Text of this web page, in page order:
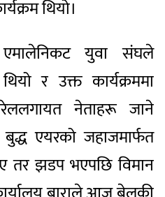
थियो।
एमालेनिकट युवा संघले
र उक्त कार्यक्रममा
नेताहरू जाने
एयरको जहाजमार्फत
तर झडप भएपछि विमान